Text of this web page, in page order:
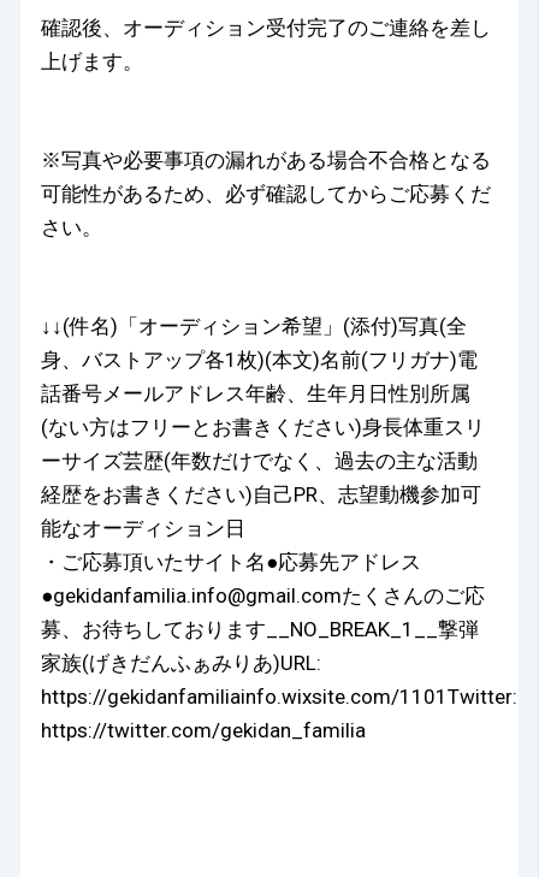
確認後、オーディション受付完了のご連絡を差し
上げます。
※写真や必要事項の漏れがある場合不合格となる
可能性があるため、必ず確認してからご応募くだ
さい。
↓↓(件名)「オーディション希望」(添付)写真(全
身、バストアップ各1枚)(本文)名前(フリガナ)電
話番号メールアドレス年齢、生年月日性別所属
(ない方はフリーとお書きください)身長体重スリ
ーサイズ芸歴(年数だけでなく、過去の主な活動
経歴をお書きください)自己PR、志望動機参加可
能なオーディション日
・ご応募頂いたサイト名●応募先アドレス
●gekidanfamilia.info@gmail.comたくさんのご応
募、お待ちしております__NO_BREAK_1__撃弾
家族(げきだんふぁみりあ)URL:
https://gekidanfamiliainfo.wixsite.com/1101Twitter:
https://twitter.com/gekidan_familia